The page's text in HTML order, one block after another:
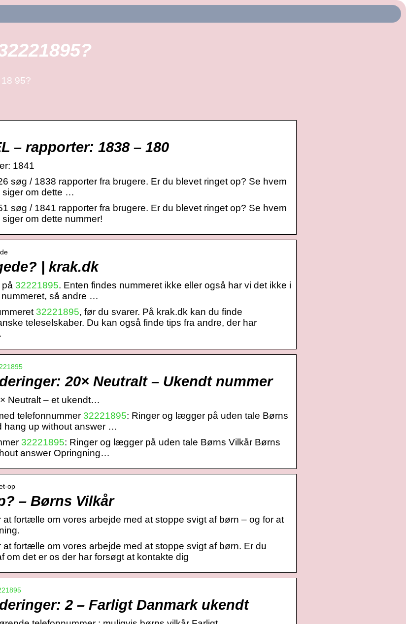
95?
– rapporter: 1838 – 180
1841
søg / 1838 rapporter fra brugere. Er du blevet ringet op? Se hvem
om dette …
søg / 1841 rapporter fra brugere. Er du blevet ringet op? Se hvem
om dette nummer!
| krak.dk
32221895. Enten findes nummeret ikke eller også har vi det ikke i
så andre …
32221895, før du svarer. På krak.dk kan du finde
teleselskaber. Du kan også finde tips fra andre, der har
.
20× Neutralt – Ukendt nummer
Neutralt – et ukendt…
telefonnummer 32221895: Ringer og lægger på uden tale Børns
hang up without answer …
32221895: Ringer og lægger på uden tale Børns Vilkår Børns
answer Opringning…
op
– Børns Vilkår
fortælle om vores arbejde med at stoppe svigt af børn – og for at
fortælle om vores arbejde med at stoppe svigt af børn. Er du
om det er os der har forsøgt at kontakte dig
2 – Farligt Danmark ukendt